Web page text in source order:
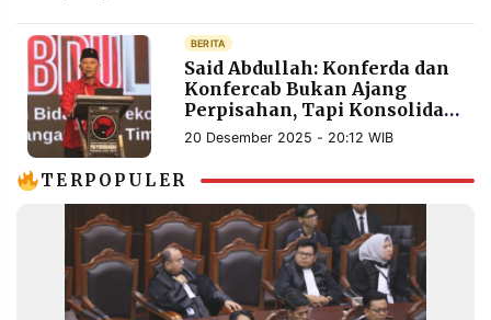
IKUTI
KAMI
RESOLUSI
MEDIA
PRAMUDITA
BERITA
Said Abdullah: Konferda dan
Konfercab Bukan Ajang
Perpisahan, Tapi Konsolidasi
Ideologis PDIP Jatim
20 Desember 2025 - 20:12 WIB
TERPOPULER